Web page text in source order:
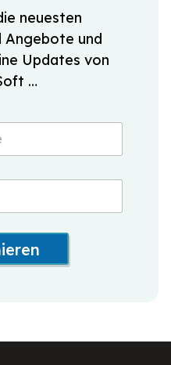
neuesten
Angebote und
Updates von
…